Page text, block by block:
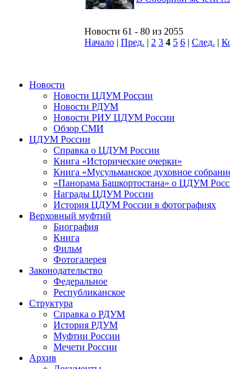
Новости 61 - 80 из 2055
Начало | Пред. | 2 3 4 5 6 | След. |
Новости
Новости ЦДУМ России
Новости РДУМ
Новости РИУ ЦДУМ России
Обзор СМИ
ЦДУМ России
Справка о ЦДУМ России
Книга «Исторические очерки»
Книга «Мусульманское духовное
«Панорама Башкортостана» о ЦДУМ
Награды ЦДУМ России
История ЦДУМ России в фотографиях
Верховный муфтий
Биография
Книга
Фильм
Фотогалерея
Законодательство
Федеральное
Республиканское
Структура
Справка о РДУМ
История РДУМ
Муфтии России
Мечети России
Архив